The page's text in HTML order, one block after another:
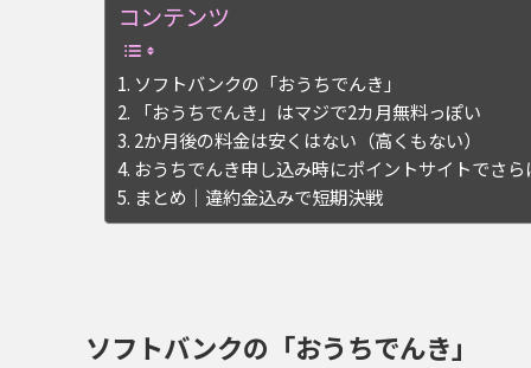
コンテンツ
ソフトバンクの「おうちでんき」
「おうちでんき」はマジで2カ月無料っぽい
2か月後の料金は安くはない（高くもない）
おうちでんき申し込み時にポイントサイトでさら
まとめ｜違約金込みで短期決戦
ソフトバンクの「おうちでんき」